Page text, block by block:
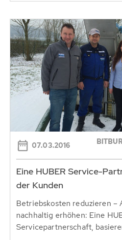
07.03.2016
Eine HUBER Service-
der Kunden
Betriebskosten reduzieren –
nachhaltig erhöhen: Eine
Servicepartnerschaft,